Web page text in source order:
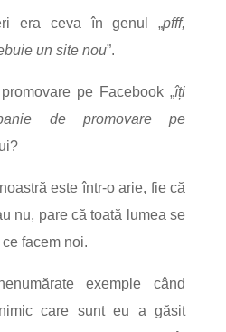
era ceva în genul „pfff,
un site nou”.
pe Facebook „îți
de promovare pe
este într-o arie, fie că
nu, pare că toată lumea se
facem noi.
exemple când
care sunt eu a găsit